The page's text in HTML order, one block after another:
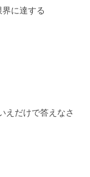
に達する
えだけで答えなさ